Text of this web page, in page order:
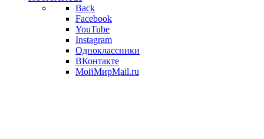
Back
Facebook
YouTube
Instagram
Одноклассники
ВКонтакте
МойМирMail.ru